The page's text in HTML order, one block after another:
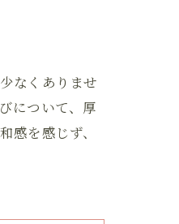
なくありませ
について、厚
を感じず、